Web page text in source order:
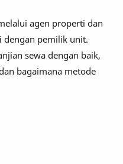
agen properti dan
dengan pemilik unit.
sewa dengan baik,
bagaimana metode